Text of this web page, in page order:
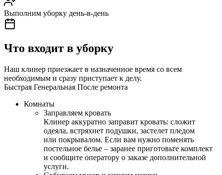
Выполним уборку день-в-день
Что входит в уборку
Наш клинер приезжает в назначенное время со всем
необходимым и сразу приступает к делу.
Быстрая Генеральная После ремонта
Комнаты
Заправляем кровать
Клинер аккуратно заправит кровать: сложит
одеяла, встряхнет подушки, застелет пледом
или покрывалом. Если вам нужно поменять
постельное белье – заранее приготовьте комплект
и сообщите оператору о заказе дополнительной
услуги.